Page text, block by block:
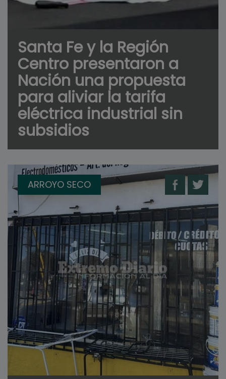
Santa Fe y la Región
Centro presentaron a
Nación una propuesta
para aliviar la tarifa
eléctrica industrial sin
subsidios
ARROYO SECO